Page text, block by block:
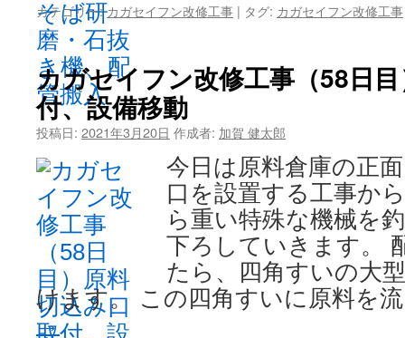
カテゴリー:カガセイフン改修工事 | タグ: カガセイフン改修工事
カガセイフン改修工事（58日
付、設備移動
投稿日: 2021年3月20日 作成者: 加賀 健太郎
今日は原料倉庫の正
口を設置する工事か
ら重い特殊な機械を
下ろしていきます。
たら、四角すいの大
けます。 この四角すいに原料を
→